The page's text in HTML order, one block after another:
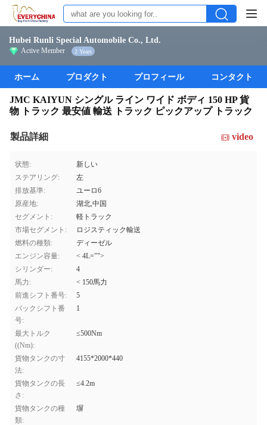
Hubei Runli Special Automobile Co., Ltd.
Active Member 2 Years
ホーム プロダクト プロフィール コンタクト
JMC KAIYUN シングル ライン ワイド ボディ 150 HP 貨
物 トラック 最安値 輸送 トラック ピックアップ トラック
製品詳細 video
状態:
新しい
ステアリング:
左
排放基準:
ユーロ6
原産地:
湖北,中国
セグメント:
軽トラック
市場セグメント:
ロジスティック輸送
燃料の種類:
ディーゼル
エンジン容量:
< 4L="">
シリンダー:
4
馬力:
< 150馬力
前進シフト番号:
5
バックシフト番
号:
1
最大トルク
((Nm):
≤500Nm
貨物タンクの寸
法:
4155*2000*440
貨物タンクの長
さ:
≤4.2m
貨物タンクの種
類:
塀